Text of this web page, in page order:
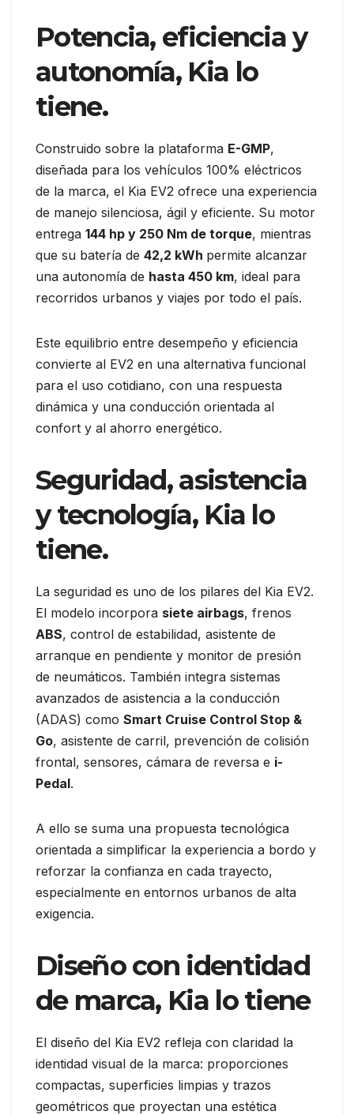
Potencia, eficiencia y
autonomía, Kia lo
tiene.
Construido sobre la plataforma E-GMP,
diseñada para los vehículos 100% eléctricos
de la marca, el Kia EV2 ofrece una experiencia
de manejo silenciosa, ágil y eficiente. Su motor
entrega 144 hp y 250 Nm de torque, mientras
que su batería de 42,2 kWh permite alcanzar
una autonomía de hasta 450 km, ideal para
recorridos urbanos y viajes por todo el país.
Este equilibrio entre desempeño y eficiencia
convierte al EV2 en una alternativa funcional
para el uso cotidiano, con una respuesta
dinámica y una conducción orientada al
confort y al ahorro energético.
Seguridad, asistencia
y tecnología, Kia lo
tiene.
La seguridad es uno de los pilares del Kia EV2.
El modelo incorpora siete airbags, frenos
ABS, control de estabilidad, asistente de
arranque en pendiente y monitor de presión
de neumáticos. También integra sistemas
avanzados de asistencia a la conducción
(ADAS) como Smart Cruise Control Stop &
Go, asistente de carril, prevención de colisión
frontal, sensores, cámara de reversa e i-
Pedal.
A ello se suma una propuesta tecnológica
orientada a simplificar la experiencia a bordo y
reforzar la confianza en cada trayecto,
especialmente en entornos urbanos de alta
exigencia.
Diseño con identidad
de marca, Kia lo tiene
El diseño del Kia EV2 refleja con claridad la
identidad visual de la marca: proporciones
compactas, superficies limpias y trazos
geométricos que proyectan una estética